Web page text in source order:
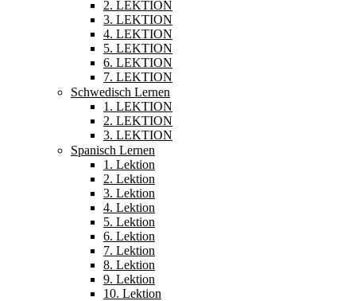
2. LEKTION
3. LEKTION
4. LEKTION
5. LEKTION
6. LEKTION
7. LEKTION
Schwedisch Lernen
1. LEKTION
2. LEKTION
3. LEKTION
Spanisch Lernen
1. Lektion
2. Lektion
3. Lektion
4. Lektion
5. Lektion
6. Lektion
7. Lektion
8. Lektion
9. Lektion
10. Lektion